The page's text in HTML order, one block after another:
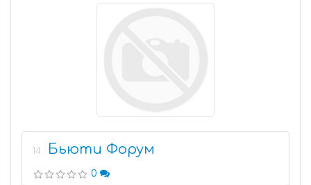
14 Бьюти Форум
0